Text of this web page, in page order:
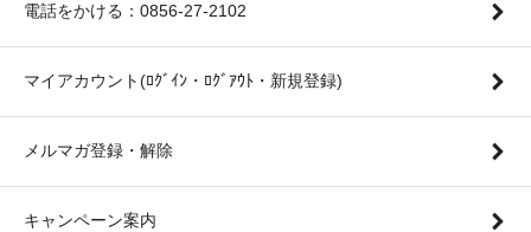
電話をかける：0856-27-2102
マイアカウント(ﾛｸﾞｲﾝ・ﾛｸﾞｱｳﾄ・新規登録)
メルマガ登録・解除
キャンペーン案内